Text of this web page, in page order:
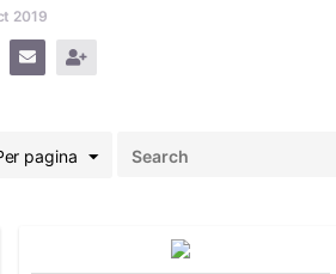
2019
pagina